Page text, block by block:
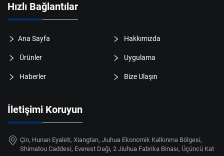
Hızlı Bağlantılar
Ana Sayfa Hakkımızda
Ürünler Uygulama
Haberler Bize Ulaşın
İletişimi Koruyun
Çin, Hunan Eyaleti, Xiangtan, Jiuhua Ekonomik Kalkınma Bölgesi,
Shimatou Caddesi, Everest Dağı, 2 Jiuhua Fabrika Binası, Üçüncü Kat